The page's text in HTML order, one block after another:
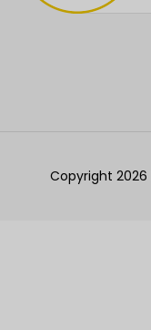
Copyright 2026